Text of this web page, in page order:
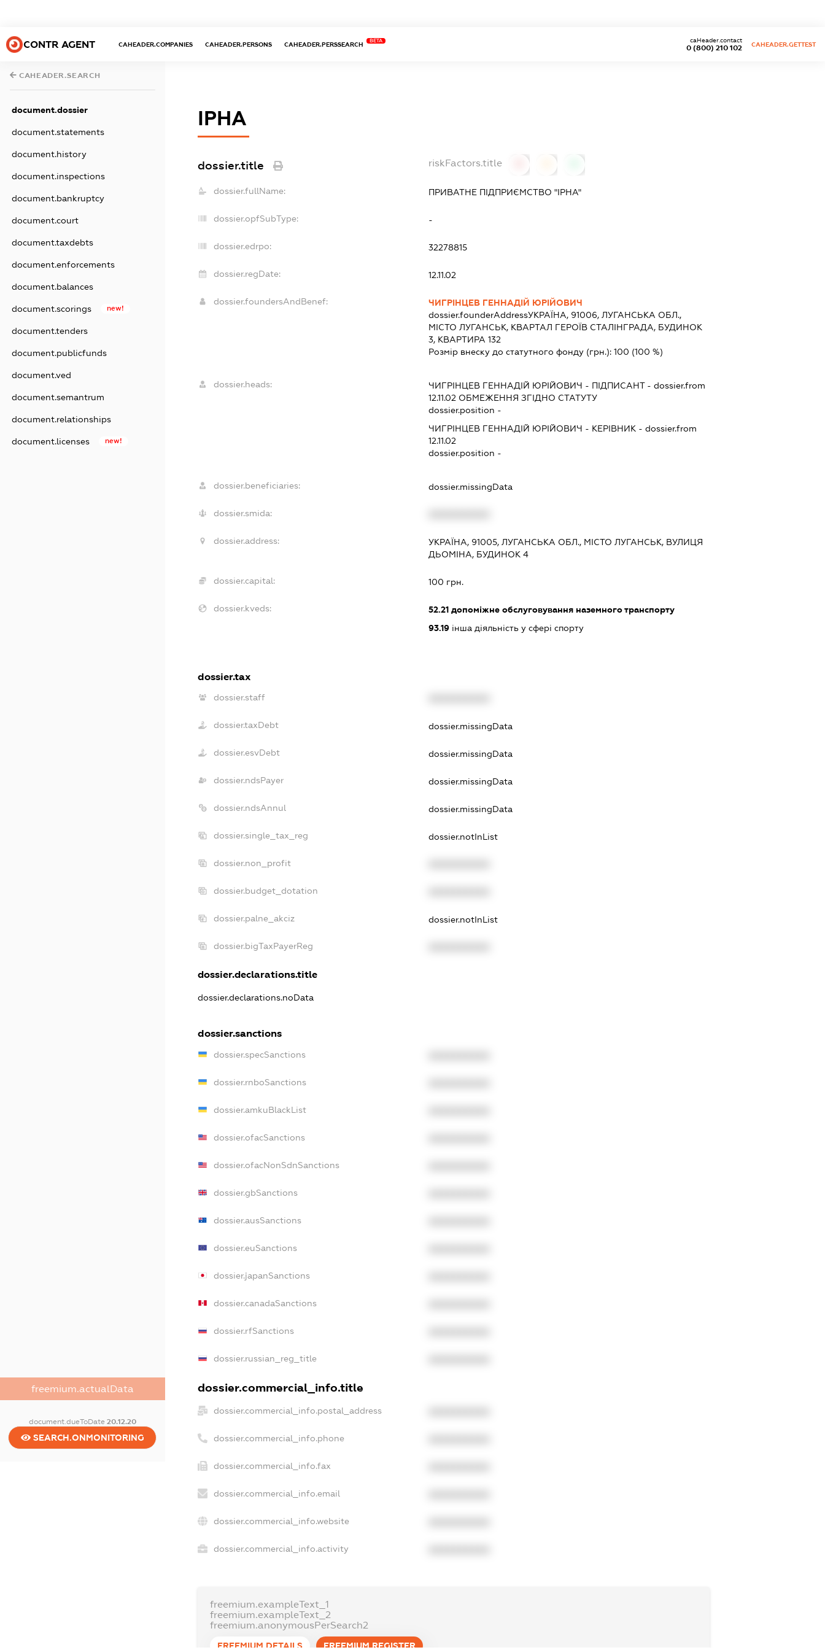
CONTR AGENT CAHEADER.COMPANIES CAHEADER.PERSONS CAHEADER.PERSSEARCH
BETA
0 (800) 210 102
caHeader.contact
CAHEADER.GETTEST
CAHEADER.SEARCH
document.dossier
document.statements
document.history
document.inspections
document.bankruptcy
document.court
document.taxdebts
document.enforcements
document.balances
document.scorings new!
document.tenders
document.publicfunds
document.ved
document.semantrum
document.relationships
document.licenses new!
freemium.actualData
document.dueToDate 20.12.20
SEARCH.ONMONITORING
ІРНА
dossier.title riskFactors.title
dossier.fullName: ПРИВАТНЕ ПІДПРИЄМСТВО "ІРНА"
dossier.opfSubType: -
dossier.edrpo: 32278815
dossier.regDate: 12.11.02
dossier.foundersAndBenef:
ЧИГРІНЦЕВ ГЕННАДІЙ ЮРІЙОВИЧ
dossier.founderAddressУКРАЇНА, 91006, ЛУГАНСЬКА ОБЛ.,
МІСТО ЛУГАНСЬК, КВАРТАЛ ГЕРОЇВ СТАЛІНГРАДА, БУДИНОК
3, КВАРТИРА 132
Розмір внеску до статутного фонду (грн.): 100 (100 %)
dossier.heads: ЧИГРІНЦЕВ ГЕННАДІЙ ЮРІЙОВИЧ - ПІДПИСАНТ- dossier.from
12.11.02 ОБМЕЖЕННЯ ЗГІДНО СТАТУТУ
dossier.position -
ЧИГРІНЦЕВ ГЕННАДІЙ ЮРІЙОВИЧ - КЕРІВНИК - dossier.from
12.11.02
dossier.position -
dossier.beneficiaries: dossier.missingData
dossier.smida:
dossier.address:
УКРАЇНА, 91005, ЛУГАНСЬКА ОБЛ., МІСТО ЛУГАНСЬК, ВУЛИЦЯ
ДЬОМІНА, БУДИНОК 4
dossier.capital: 100 грн.
dossier.kveds: 52.21допоміжне обслуговування наземного транспорту
93.19інша діяльність у сфері спорту
dossier.tax
dossier.staff
dossier.taxDebt dossier.missingData
dossier.esvDebt dossier.missingData
dossier.ndsPayer dossier.missingData
dossier.ndsAnnul dossier.missingData
dossier.single_tax_reg dossier.notInList
dossier.non_profit
dossier.budget_dotation
dossier.palne_akciz dossier.notInList
dossier.bigTaxPayerReg
dossier.declarations.title
dossier.declarations.noData
dossier.sanctions
dossier.specSanctions
dossier.rnboSanctions
dossier.amkuBlackList
dossier.ofacSanctions
dossier.ofacNonSdnSanctions
dossier.gbSanctions
dossier.ausSanctions
dossier.euSanctions
dossier.japanSanctions
dossier.canadaSanctions
dossier.rfSanctions
dossier.russian_reg_title
dossier.commercial_info.title
dossier.commercial_info.postal_address
dossier.commercial_info.phone
dossier.commercial_info.fax
dossier.commercial_info.email
dossier.commercial_info.website
dossier.commercial_info.activity
freemium.exampleText_1
freemium.exampleText_2
freemium.anonymousPerSearch2
FREEMIUM.DETAILS FREEMIUM.REGISTER